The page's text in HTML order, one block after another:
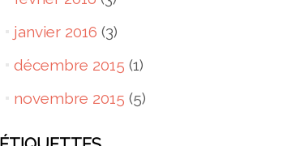
janvier 2016 (3)
décembre 2015 (1)
novembre 2015 (5)